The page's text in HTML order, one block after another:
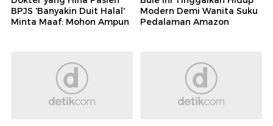
BPJS 'Banyakin Duit Halal'
Minta Maaf: Mohon Ampun
Modern Demi Wanita Suku
Pedalaman Amazon